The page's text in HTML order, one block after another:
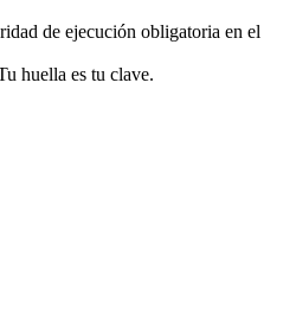
de ejecución obligatoria en el
huella es tu clave.